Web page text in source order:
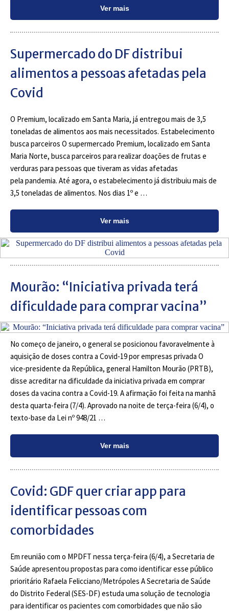
Ver mais
Supermercado do DF distribui
alimentos a pessoas afetadas pela
Covid
O Premium, localizado em Santa Maria, já entregou mais de 3,5
toneladas de alimentos aos mais necessitados. Estabelecimento
busca parceiros O supermercado Premium, localizado em Santa
Maria Norte, busca parceiros para realizar doações de frutas e
verduras para pessoas que tiveram as vidas afetadas
pela pandemia. Até agora, o estabelecimento já distribuiu mais de
3,5 toneladas de alimentos. Nos dias 1º e …
Ver mais
Mourão: “Iniciativa privada terá
dificuldade para comprar vacina”
No começo de janeiro, o general se posicionou favoravelmente à
aquisição de doses contra a Covid-19 por empresas privada O
vice-presidente da República, general Hamilton Mourão (PRTB),
disse acreditar na dificuldade da iniciativa privada em comprar
doses da vacina contra a Covid-19. A afirmação foi feita na manhã
desta quarta-feira (7/4). Aprovado na noite de terça-feira (6/4), o
texto-base da Lei nº 948/21 …
Ver mais
Covid: GDF quer criar app para
identificar pessoas com
comorbidades
Em reunião com o MPDFT nessa terça-feira (6/4), a Secretaria de
Saúde apresentou propostas para como identificar esse público
prioritário Rafaela Felicciano/Metrópoles A Secretaria de Saúde
do Distrito Federal (SES-DF) estuda uma solução de tecnologia
para identificar os pacientes com comorbidades que não são